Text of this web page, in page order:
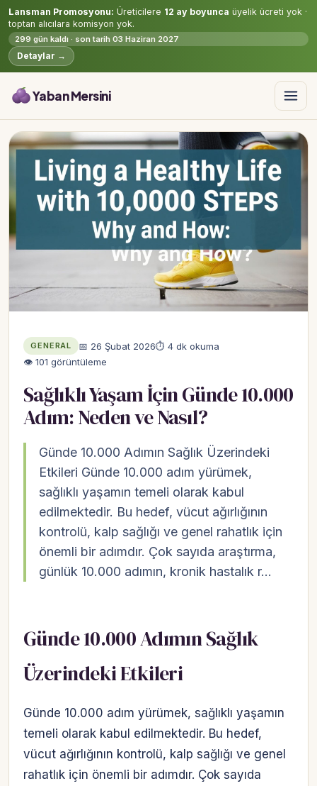
Lansman Promosyonu: Üreticilere 12 ay boyunca üyelik ücreti yok ·
toptan alıcılara komisyon yok.
299 gün kaldı · son tarih 03 Haziran 2027
Detaylar →
Yaban Mersini
GENERAL 📅 26 Şubat 2026⏱ 4 dk okuma
👁 101 görüntüleme
Sağlıklı Yaşam İçin Günde 10.000
Adım: Neden ve Nasıl?
Günde 10.000 Adımın Sağlık Üzerindeki
Etkileri Günde 10.000 adım yürümek,
sağlıklı yaşamın temeli olarak kabul
edilmektedir. Bu hedef, vücut ağırlığının
kontrolü, kalp sağlığı ve genel rahatlık için
önemli bir adımdır. Çok sayıda araştırma,
günlük 10.000 adımın, kronik hastalık r…
Günde 10.000 Adımın Sağlık
Üzerindeki Etkileri
Günde 10.000 adım yürümek, sağlıklı yaşamın
temeli olarak kabul edilmektedir. Bu hedef,
vücut ağırlığının kontrolü, kalp sağlığı ve genel
rahatlık için önemli bir adımdır. Çok sayıda